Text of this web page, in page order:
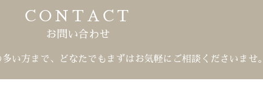
CONTACT
お問い合わせ
い方まで、 どなたでもまずはお気軽にご相談くださいませ。